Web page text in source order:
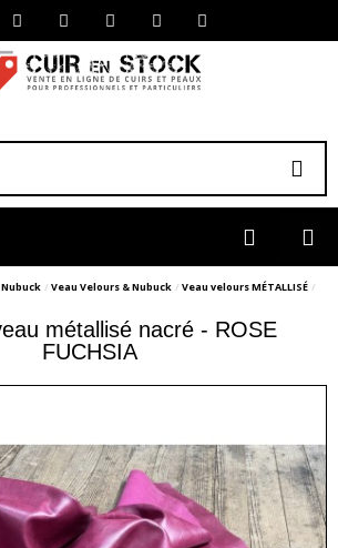
Veau Velours & Nubuck Veau velours MÉTALLISÉ
métallisé nacré - ROSE
FUCHSIA